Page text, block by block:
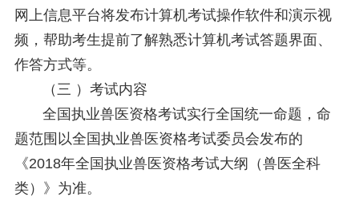
网上信息平台将发布计算机考试操作软件和演示视
频，帮助考生提前了解熟悉计算机考试答题界面、
作答方式等。
（三 ）考试内容
全国执业兽医资格考试实行全国统一命题，命
题范围以全国执业兽医资格考试委员会发布的
《2018年全国执业兽医资格考试大纲（兽医全科
类）》为准。